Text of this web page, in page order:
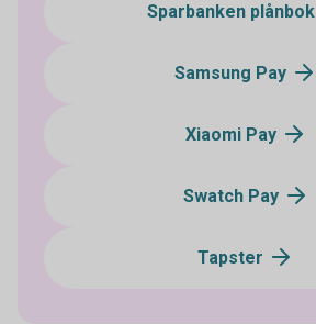
Sparbanken plånbok
Samsung Pay
Xiaomi Pay
Swatch Pay
Tapster